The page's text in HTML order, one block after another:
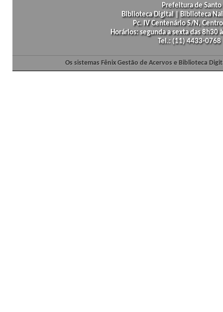
Prefeitura de
Biblioteca Digital | Biblioteca
Pc. IV Centenário S/N,
Horários: segunda a sexta das
Tel.: (11) 4433-
Os sistemas Fênix Gestão de Acervos e Biblioteca